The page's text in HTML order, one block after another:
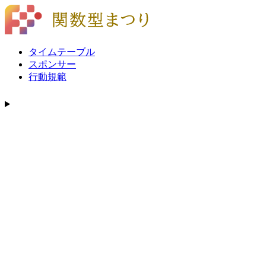
タイムテーブル
スポンサー
行動規範